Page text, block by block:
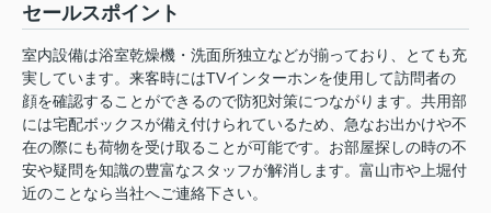
セールスポイント
室内設備は浴室乾燥機・洗面所独立などが揃っており、とても充
実しています。来客時にはTVインターホンを使用して訪問者の
顔を確認することができるので防犯対策につながります。共用部
には宅配ボックスが備え付けられているため、急なお出かけや不
在の際にも荷物を受け取ることが可能です。お部屋探しの時の不
安や疑問を知識の豊富なスタッフが解消します。富山市や上堀付
近のことなら当社へご連絡下さい。